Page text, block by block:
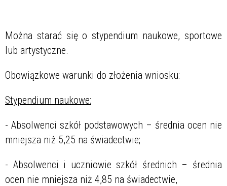
Można starać się o stypendium naukowe, sportowe
lub artystyczne.
Obowiązkowe warunki do złożenia wniosku:
Stypendium naukowe:
- Absolwenci szkół podstawowych – średnia ocen nie
mniejsza niż 5,25 na świadectwie;
- Absolwenci i uczniowie szkół średnich – średnia
ocen nie mniejsza niż 4,85 na świadectwie,